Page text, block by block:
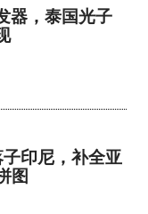
器，泰国光子
印尼，补全亚
图